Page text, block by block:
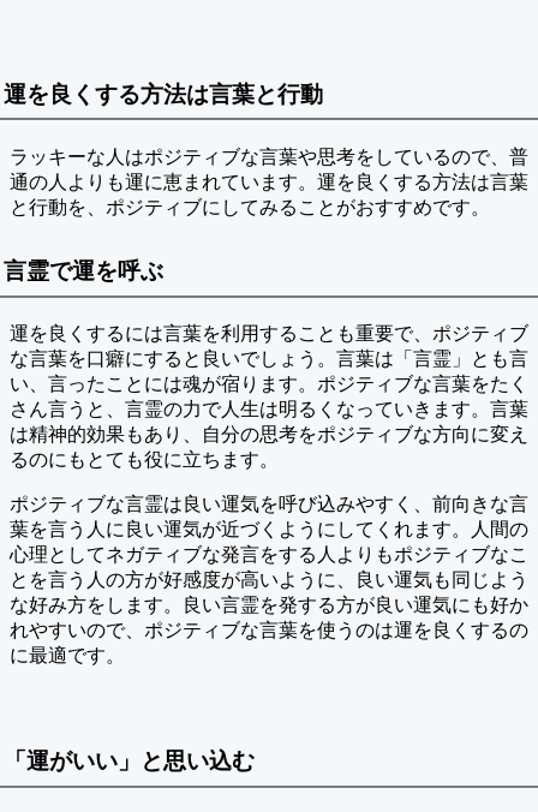
運を良くする方法は言葉と行動
ラッキーな人はポジティブな言葉や思考をしているので、普
通の人よりも運に恵まれています。運を良くする方法は言葉
と行動を、ポジティブにしてみることがおすすめです。
言霊で運を呼ぶ
運を良くするには言葉を利用することも重要で、ポジティブ
な言葉を口癖にすると良いでしょう。言葉は「言霊」とも言
い、言ったことには魂が宿ります。ポジティブな言葉をたく
さん言うと、言霊の力で人生は明るくなっていきます。言葉
は精神的効果もあり、自分の思考をポジティブな方向に変え
るのにもとても役に立ちます。
ポジティブな言霊は良い運気を呼び込みやすく、前向きな言
葉を言う人に良い運気が近づくようにしてくれます。人間の
心理としてネガティブな発言をする人よりもポジティブなこ
とを言う人の方が好感度が高いように、良い運気も同じよう
な好み方をします。良い言霊を発する方が良い運気にも好か
れやすいので、ポジティブな言葉を使うのは運を良くするの
に最適です。
「運がいい」と思い込む